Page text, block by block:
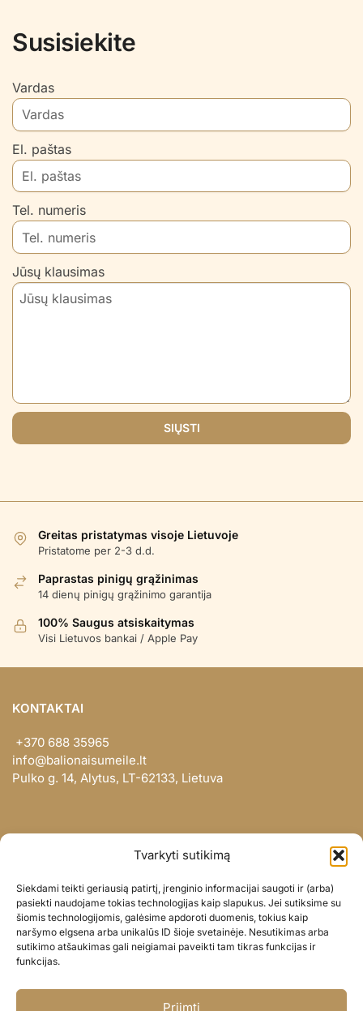
Tvarkyti sutikimą
Siekdami teikti geriausią patirtį, įrenginio informacijai saugoti ir (arba)
pasiekti naudojame tokias technologijas kaip slapukus. Jei sutiksime su
šiomis technologijomis, galėsime apdoroti duomenis, tokius kaip
naršymo elgsena arba unikalūs ID šioje svetainėje. Nesutikimas arba
sutikimo atšaukimas gali neigiamai paveikti tam tikras funkcijas ir
funkcijas.
Priimti
Susisiekite
Vardas
El. paštas
Tel. numeris
Jūsų klausimas
SIŲSTI
Greitas pristatymas visoje Lietuvoje
Pristatome per 2-3 d.d.
Paprastas pinigų grąžinimas
14 dienų pinigų grąžinimo garantija
100% Saugus atsiskaitymas
Visi Lietuvos bankai / Apple Pay
KONTAKTAI
+370 688 35965
info@balionaisumeile.lt
Pulko g. 14, Alytus, LT-62133, Lietuva
Didmena
Darbų portfolio
Privatumo politika
Parduotuvės politika